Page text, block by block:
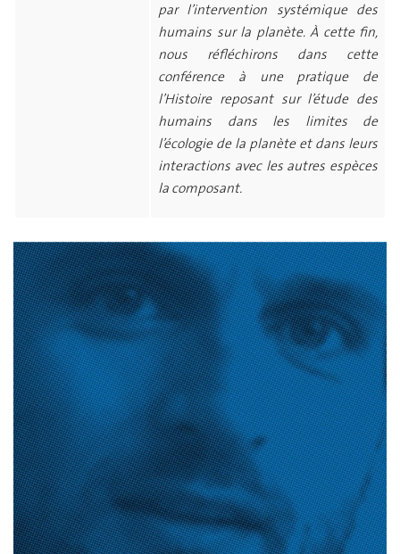
par l’intervention systémique des
humains sur la planète. À cette fin,
nous réfléchirons dans cette
conférence à une pratique de
l’Histoire reposant sur l’étude des
humains dans les limites de
l’écologie de la planète et dans leurs
interactions avec les autres espèces
la composant.